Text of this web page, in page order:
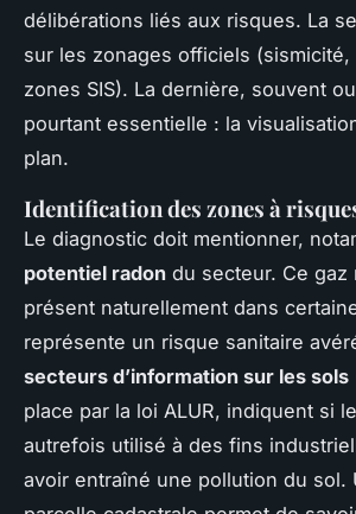
délibérations liés aux risques. La
sur les zonages officiels
zones SIS). La dernière, souvent
pourtant essentielle : la
plan.
Identification des zones à
Le diagnostic doit mentionner,
potentiel radon du secteur. Ce gaz
présent naturellement dans
représente un risque sanitaire
secteurs d’information sur les sols
place par la loi ALUR, indiquent si
autrefois utilisé à des fins
avoir entraîné une pollution du sol.